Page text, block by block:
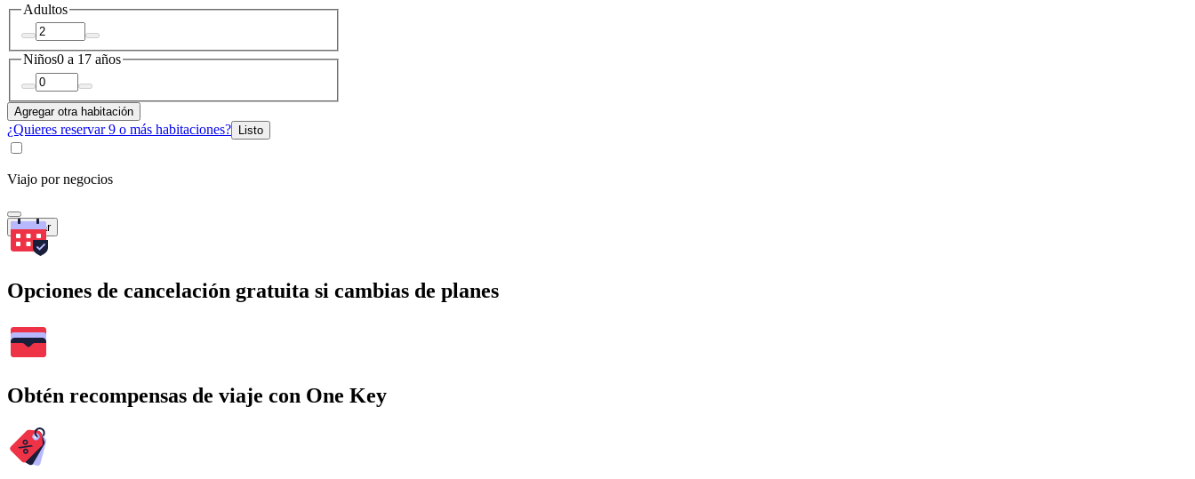
Adultos
Niños0 a 17 años
Agregar otra habitación
¿Quieres reservar 9 o más habitaciones? Listo
Viajo por negocios
Buscar
Opciones de cancelación gratuita si cambias de planes
Obtén recompensas de viaje con One Key